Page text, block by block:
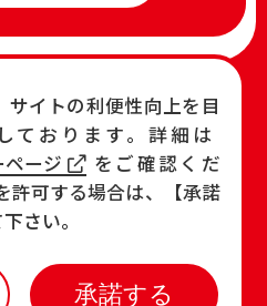
イトの利便性向上を目
ております。詳細は
ージ
をご確認くだ
許可する場合は、【承諾
さい。
承諾する
店舗一覧・チラシ
おすすめ商品